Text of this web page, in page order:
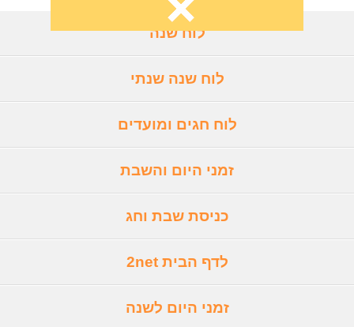
לוח שנה
לוח שנה שנתי
לוח חגים ומועדים
זמני היום והשבת
כניסת שבת וחג
לדף הבית 2net
זמני היום לשנה